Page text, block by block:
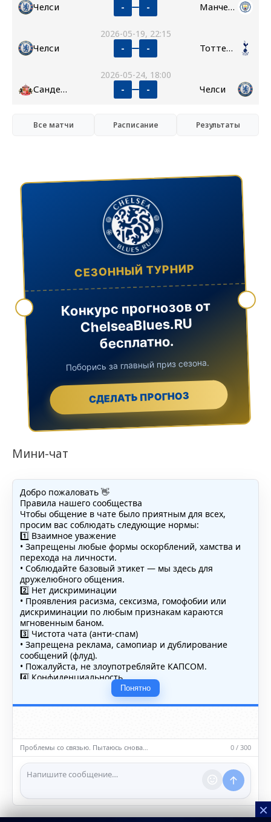
Челси - - Манчестер Сити
2026-05-19, 22:15
Челси - - Тоттенхэм
2026-05-24, 18:00
Сандерленд - - Челси
Все матчи Расписание Результаты
СЕЗОННЫЙ ТУРНИР
Конкурс прогнозов от
ChelseaBlues.RU
бесплатно.
Поборись за главный приз сезона.
СДЕЛАТЬ ПРОГНОЗ
Мини-чат
Добро пожаловать 👋
Правила нашего сообщества
Чтобы общение в чате было приятным для всех,
просим вас соблюдать следующие нормы:
1️⃣ Взаимное уважение
• Запрещены любые формы оскорблений, хамства и
перехода на личности.
• Соблюдайте базовый этикет — мы здесь для
дружелюбного общения.
2️⃣ Нет дискриминации
• Проявления расизма, сексизма, гомофобии или
дискриминации по любым признакам караются
мгновенным баном.
3️⃣ Чистота чата (анти-спам)
• Запрещена реклама, самопиар и дублирование
сообщений (флуд).
• Пожалуйста, не злоупотребляйте КАПСОМ.
4️⃣ Конфиденциальность
• Не публикуйте личные данные — свои или чужие
(телефоны, адреса, документы).
5️⃣ Уместность контента
насилию.
ℹ️ Модераторы и администраторы вправе удалять
сообщения и ограничивать доступ к чату при
нарушении правил.
Понятно
Проблемы со связью. Пытаюсь снова… 0 / 300
×